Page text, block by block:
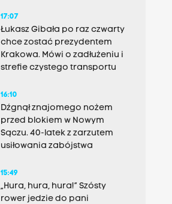
17:07
Łukasz Gibała po raz czwarty
chce zostać prezydentem
Krakowa. Mówi o zadłużeniu i
strefie czystego transportu
16:10
Dźgnął znajomego nożem
przed blokiem w Nowym
Sączu. 40-latek z zarzutem
usiłowania zabójstwa
15:49
„Hura, hura, hura!” Szósty
rower jedzie do pani